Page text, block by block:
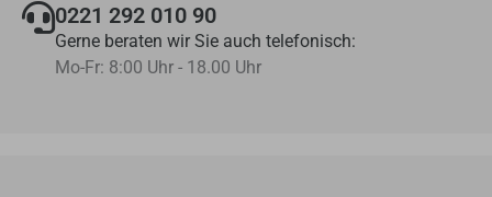
0221 292 010 90
Gerne beraten wir Sie auch telefonisch:
Mo-Fr: 8:00 Uhr - 18.00 Uhr